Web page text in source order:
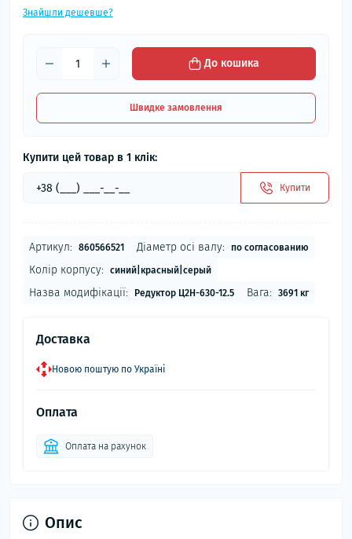
Знайшли дешевше?
До кошика
Швидке замовлення
Купити цей товар в 1 клік:
Купити
Артикул: 860566521 Діаметр осі валу: по согласованию
Колір корпусу: синий|красный|серый
Назва модифікації: Редуктор Ц2Н-630-12.5 Вага: 3691 кг
Доставка
Новою поштую по Україні
Оплата
Оплата на рахунок
Опис